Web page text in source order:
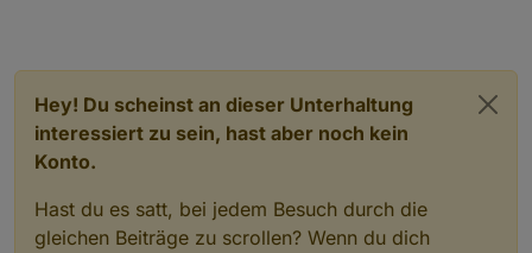
Hey! Du scheinst an dieser Unterhaltung
interessiert zu sein, hast aber noch kein
Konto.
Hast du es satt, bei jedem Besuch durch die
gleichen Beiträge zu scrollen? Wenn du dich